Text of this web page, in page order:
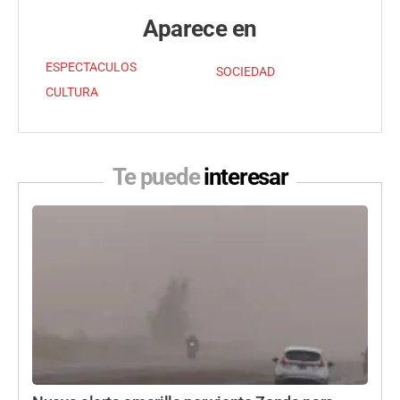
Aparece en
ESPECTACULOS
CULTURA
SOCIEDAD
Te puedeinteresar